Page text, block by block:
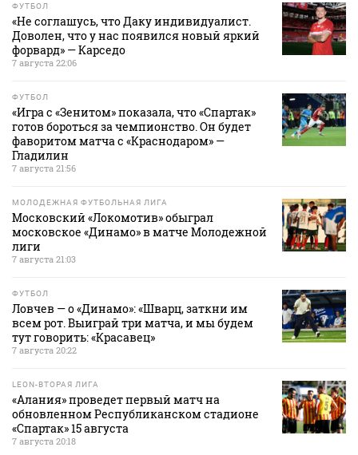
ФУТБОЛ
«Не соглашусь, что Даку индивидуалист.
Доволен, что у нас появился новый яркий
форвард» — Карседо
7 августа 22:06
ФУТБОЛ
«Игра с «Зенитом» показала, что «Спартак»
готов бороться за чемпионство. Он будет
фаворитом матча с «Краснодаром» —
Гладилин
7 августа 21:56
МОЛОДЕЖНАЯ ФУТБОЛЬНАЯ ЛИГА
Московский «Локомотив» обыграл
московское «Динамо» в матче Молодежной
лиги
7 августа 21:03
ФУТБОЛ
Ловчев — о «Динамо»: «Шварц, заткни им
всем рот. Выиграй три матча, и мы будем
тут говорить: «Красавец»
7 августа 20:22
LEON-ВТОРАЯ ЛИГА
«Алания» проведет первый матч на
обновленном Республиканском стадионе
«Спартак» 15 августа
7 августа 20:18